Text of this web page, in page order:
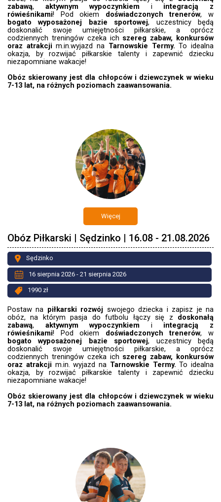
zabawą, aktywnym wypoczynkiem i integracją z
rówieśnikami! Pod okiem doświadczonych trenerów, w
bogato wyposażonej bazie sportowej, uczestnicy będą
doskonalić swoje umiejętności piłkarskie, a oprócz
codziennych treningów czeka ich szereg zabaw, konkursów
oraz atrakcjim.in.wyjazdna Tarnowskie Termy.To idealna
okazja, by rozwijać piłkarskie talenty i zapewnić dziecku
niezapomniane wakacje!
Obóz skierowany jest dla chłopców i dziewczynek w wieku
7-13 lat, na różnych poziomach zaawansowania.
Więcej
Obóz Piłkarski | Sędzinko | 16.08 - 21.08.2026
Sędzinko
16 sierpnia 2026 - 21 sierpnia 2026
1990 zł
Postaw na piłkarski rozwój swojego dziecka i zapisz je na
obóz, na którym pasja do futbolu łączy się z doskonałą
zabawą, aktywnym wypoczynkiem i integracją z
rówieśnikami! Pod okiem doświadczonych trenerów, w
bogato wyposażonej bazie sportowej, uczestnicy będą
doskonalić swoje umiejętności piłkarskie, a oprócz
codziennych treningów czeka ich szereg zabaw, konkursów
oraz atrakcji m.in. wyjazd na Tarnowskie Termy.To idealna
okazja, by rozwijać piłkarskie talenty i zapewnić dziecku
niezapomniane wakacje!
Obóz skierowany jest dla chłopców i dziewczynek w wieku
7-13 lat, na różnych poziomach zaawansowania.